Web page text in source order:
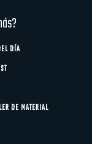
DÍA
DE MATERIAL